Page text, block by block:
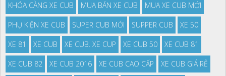
KHÓA CÀNG XE CUB MUA BÁN XE CUB MUA XE CUB MỚI
PHỤ KIỆN XE CUB SUPER CUB MỚI SUPPER CUB XE 50
XE 81 XE CUB XE CUB. XE CUP XE CUB 50 XE CUB 81
XE CUB 82 XE CUB 2016 XE CUB CAO CẤP XE CUB GIÁ RẺ